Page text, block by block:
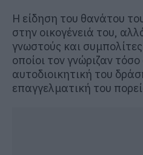
Η είδηση του θανάτου
στην οικογένειά του,
γνωστούς και
οποίοι τον γνώριζαν
αυτοδιοικητική του
επαγγελματική του